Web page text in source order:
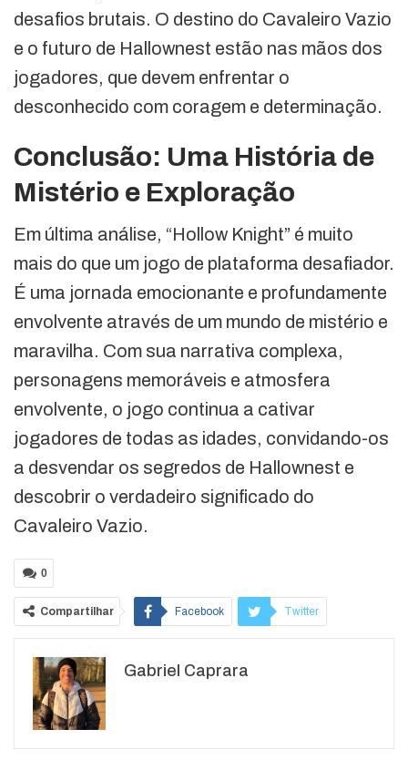
desafios brutais. O destino do Cavaleiro Vazio
e o futuro de Hallownest estão nas mãos dos
jogadores, que devem enfrentar o
desconhecido com coragem e determinação.
Conclusão: Uma História de
Mistério e Exploração
Em última análise, “Hollow Knight” é muito
mais do que um jogo de plataforma desafiador.
É uma jornada emocionante e profundamente
envolvente através de um mundo de mistério e
maravilha. Com sua narrativa complexa,
personagens memoráveis e atmosfera
envolvente, o jogo continua a cativar
jogadores de todas as idades, convidando-os
a desvendar os segredos de Hallownest e
descobrir o verdadeiro significado do
Cavaleiro Vazio.
0
Compartilhar Facebook Twitter
WhatsApp
Gabriel Caprara